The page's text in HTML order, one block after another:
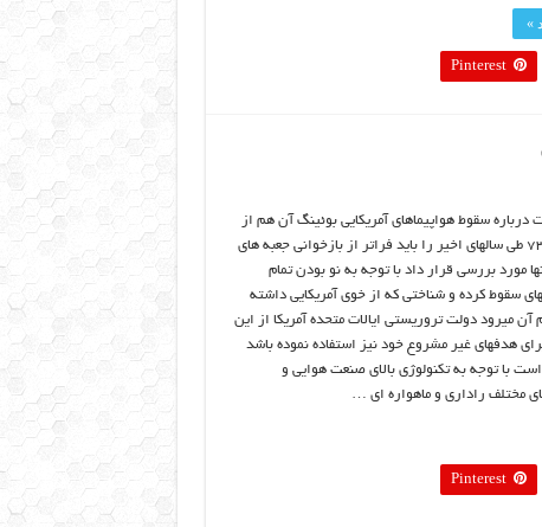
»
Pinterest
درباره سقوط هواپیماهای آمریکایی بوئینگ آن هم از
نوع ۷۳۷ طی سالهای اخیر را باید فراتر از بازخوانی جعبه های
مورد بررسی قرار داد با توجه به نو بودن تمام
سقوط کرده و شناختی که از خوی آمریکایی داشته
آن میرود دولت تروریستی ایالات متحده آمریکا از این
هدفهای غیر مشروع خود نیز استفاده نموده باشد
با توجه به تکنولوژی بالای صنعت هوایی و
مختلف راداری و ماهواره ای …
Pinterest